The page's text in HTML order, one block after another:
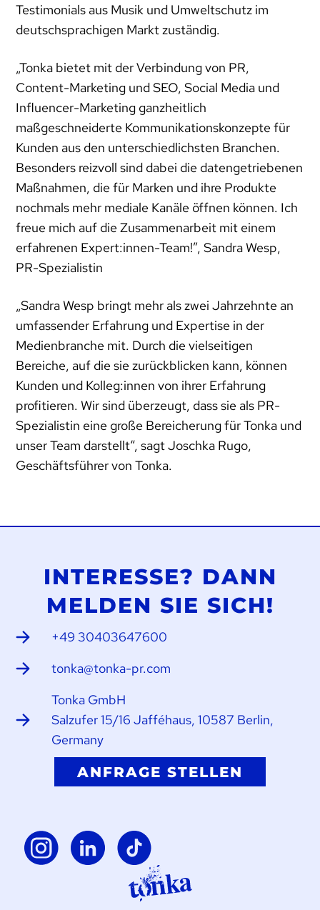
Testimonials aus Musik und Umweltschutz im
deutschsprachigen Markt zuständig.
„Tonka bietet mit der Verbindung von PR,
Content-Marketing und SEO, Social Media und
Influencer-Marketing ganzheitlich
maßgeschneiderte Kommunikationskonzepte für
Kunden aus den unterschiedlichsten Branchen.
Besonders reizvoll sind dabei die datengetriebenen
Maßnahmen, die für Marken und ihre Produkte
nochmals mehr mediale Kanäle öffnen können. Ich
freue mich auf die Zusammenarbeit mit einem
erfahrenen Expert:innen-Team!”, Sandra Wesp,
PR-Spezialistin
„Sandra Wesp bringt mehr als zwei Jahrzehnte an
umfassender Erfahrung und Expertise in der
Medienbranche mit. Durch die vielseitigen
Bereiche, auf die sie zurückblicken kann, können
Kunden und Kolleg:innen von ihrer Erfahrung
profitieren. Wir sind überzeugt, dass sie als PR-
Spezialistin eine große Bereicherung für Tonka und
unser Team darstellt“, sagt Joschka Rugo,
Geschäftsführer von Tonka.
INTERESSE? DANN
MELDEN SIE SICH!
+49 30403647600
tonka@tonka-pr.com
Tonka GmbH
Salzufer 15/16 Jafféhaus, 10587 Berlin,
Germany
ANFRAGE STELLEN